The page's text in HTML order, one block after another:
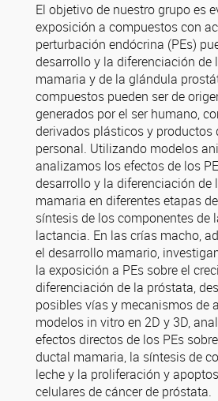
El objetivo de nuestro grupo es
exposición a compuestos con
perturbación endócrina (PEs)
desarrollo y la diferenciación de
mamaria y de la glándula
compuestos pueden ser de
generados por el ser humano,
derivados plásticos y productos
personal. Utilizando modelos
analizamos los efectos de los
desarrollo y la diferenciación de
mamaria en diferentes etapas
síntesis de los componentes de
lactancia. En las crías macho,
el desarrollo mamario,
la exposición a PEs sobre el
diferenciación de la próstata,
posibles vías y mecanismos de
modelos in vitro en 2D y 3D,
efectos directos de los PEs
ductal mamaria, la síntesis de
leche y la proliferación y
celulares de cáncer de próstata.